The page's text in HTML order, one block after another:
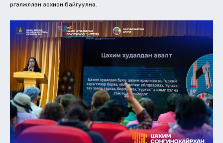
үргэлжлүүлэн зохион байгуулна.